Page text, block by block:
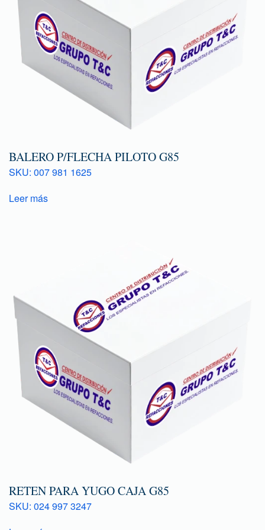
BALERO P/FLECHA PILOTO G85
SKU: 007 981 1625
Leer más
RETEN PARA YUGO CAJA G85
SKU: 024 997 3247